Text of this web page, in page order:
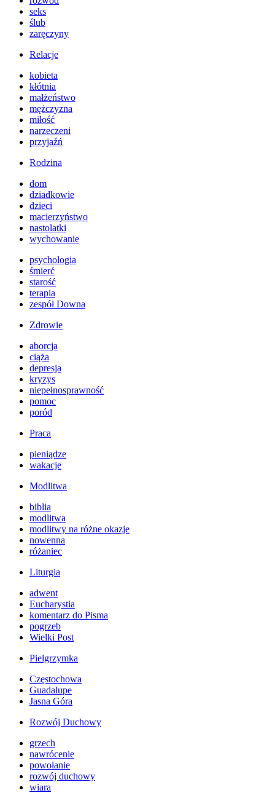
seks
ślub
zaręczyny
Relacje
kobieta
kłótnia
małżeństwo
mężczyzna
miłość
narzeczeni
przyjaźń
Rodzina
dom
dziadkowie
dzieci
macierzyństwo
nastolatki
wychowanie
psychologia
śmierć
starość
terapia
zespół Downa
Zdrowie
aborcja
ciąża
depresja
kryzys
niepełnosprawność
pomoc
poród
Praca
pieniądze
wakacje
Modlitwa
biblia
modlitwa
modlitwy na różne okazje
nowenna
różaniec
Liturgia
adwent
Eucharystia
komentarz do Pisma
pogrzeb
Wielki Post
Pielgrzymka
Częstochowa
Guadalupe
Jasna Góra
Rozwój Duchowy
grzech
nawrócenie
powołanie
rozwój duchowy
wiara